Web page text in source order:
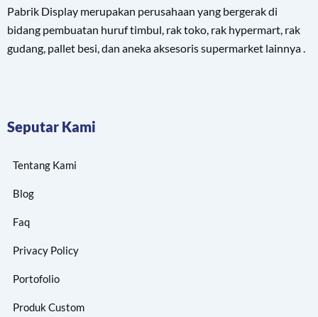
Pabrik Display merupakan perusahaan yang bergerak di
bidang pembuatan huruf timbul, rak toko, rak hypermart, rak
gudang, pallet besi, dan aneka aksesoris supermarket lainnya .
Seputar Kami
Tentang Kami
Blog
Faq
Privacy Policy
Portofolio
Produk Custom